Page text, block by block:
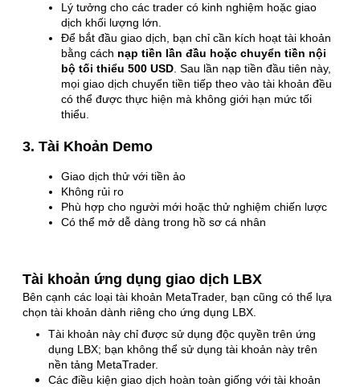
Lý tưởng cho các trader có kinh nghiệm hoặc giao
dịch khối lượng lớn.
Để bắt đầu giao dịch, bạn chỉ cần kích hoạt tài khoản
bằng cách nạp tiền lần đầu hoặc chuyển tiền nội
bộ tối thiểu 500 USD . Sau lần nạp tiền đầu tiên này,
mọi giao dịch chuyển tiền tiếp theo vào tài khoản đều
có thể được thực hiện mà không giới hạn mức tối
thiểu.
3. Tài Khoản Demo
Giao dịch thử với tiền ảo
Không rủi ro
Phù hợp cho người mới hoặc thử nghiệm chiến lược
Có thể mở dễ dàng trong hồ sơ cá nhân
Tài khoản ứng dụng giao dịch LBX
Bên cạnh các loại tài khoản MetaTrader, bạn cũng có thể lựa
chọn tài khoản dành riêng cho ứng dụng LBX.
Tài khoản này chỉ được sử dụng độc quyền trên ứng
dụng LBX; bạn không thể sử dụng tài khoản này trên
nền tảng MetaTrader.
Các điều kiện giao dịch hoàn toàn giống với tài khoản